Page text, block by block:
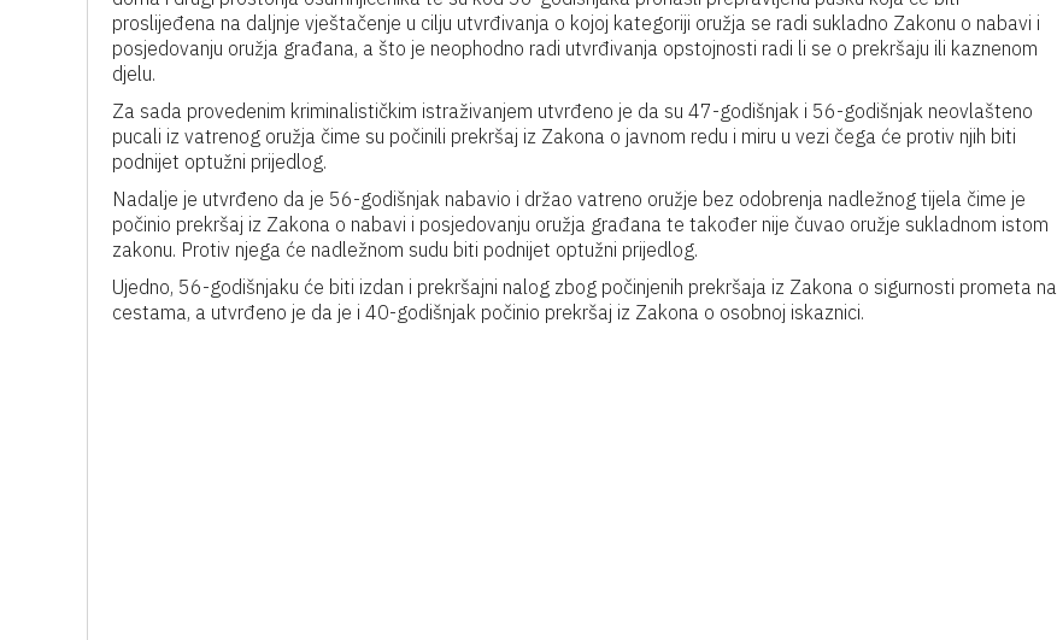
proslijeđena na daljnje vještačenje u cilju utvrđivanja o kojoj kategoriji oružja se radi sukladno Zakonu o nabavi i
posjedovanju oružja građana, a što je neophodno radi utvrđivanja opstojnosti radi li se o prekršaju ili kaznenom
djelu.
Za sada provedenim kriminalističkim istraživanjem utvrđeno je da su 47-godišnjak i 56-godišnjak neovlašteno
pucali iz vatrenog oružja čime su počinili prekršaj iz Zakona o javnom redu i miru u vezi čega će protiv njih biti
podnijet optužni prijedlog.
Nadalje je utvrđeno da je 56-godišnjak nabavio i držao vatreno oružje bez odobrenja nadležnog tijela čime je
počinio prekršaj iz Zakona o nabavi i posjedovanju oružja građana te također nije čuvao oružje sukladnom istom
zakonu. Protiv njega će nadležnom sudu biti podnijet optužni prijedlog.
Ujedno, 56-godišnjaku će biti izdan i prekršajni nalog zbog počinjenih prekršaja iz Zakona o sigurnosti prometa na
cestama, a utvrđeno je da je i 40-godišnjak počinio prekršaj iz Zakona o osobnoj iskaznici.